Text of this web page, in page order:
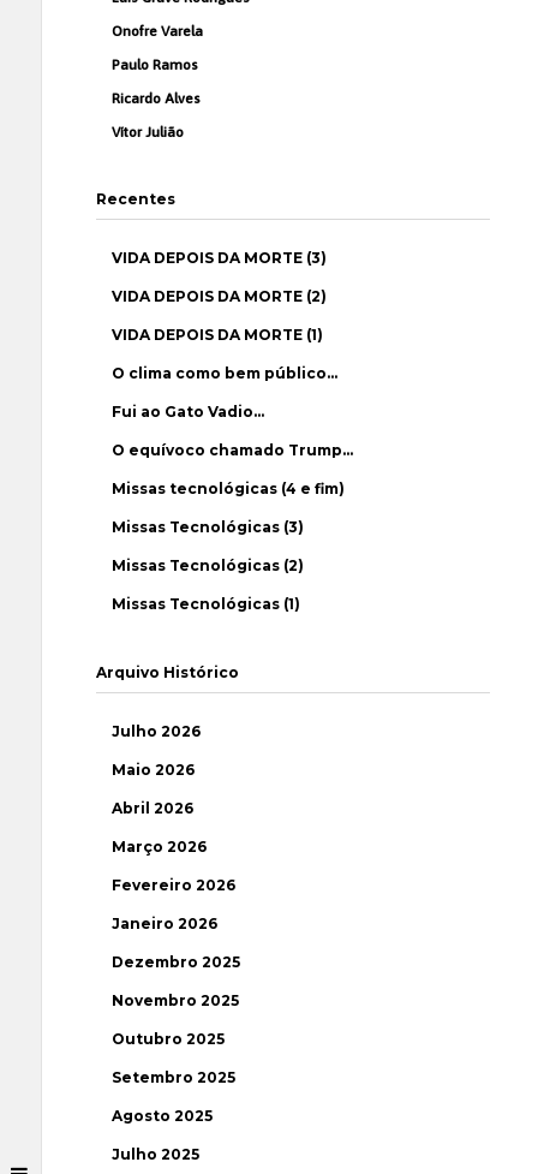
Onofre Varela
Paulo Ramos
Ricardo Alves
Vítor Julião
Recentes
VIDA DEPOIS DA MORTE (3)
VIDA DEPOIS DA MORTE (2)
VIDA DEPOIS DA MORTE (1)
O clima como bem público…
Fui ao Gato Vadio…
O equívoco chamado Trump…
Missas tecnológicas (4 e fim)
Missas Tecnológicas (3)
Missas Tecnológicas (2)
Missas Tecnológicas (1)
Arquivo Histórico
Julho 2026
Maio 2026
Abril 2026
Março 2026
Fevereiro 2026
Janeiro 2026
Dezembro 2025
Novembro 2025
Outubro 2025
Setembro 2025
Agosto 2025
Julho 2025